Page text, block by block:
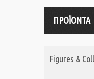
ΠΡΟΪΟΝΤΑ
Figures &